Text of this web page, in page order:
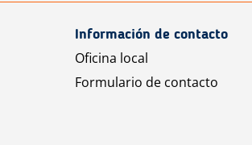
Información de contacto
Oficina local
Formulario de contacto